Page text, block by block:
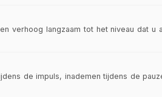
verhoog langzaam tot het niveau dat u
de impuls, inademen tijdens de